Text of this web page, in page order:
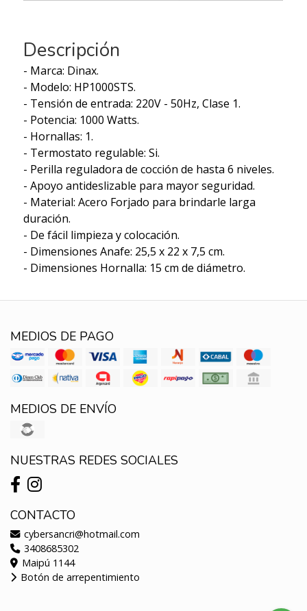
Descripción
- Marca: Dinax.
- Modelo: HP1000STS.
- Tensión de entrada: 220V - 50Hz, Clase 1.
- Potencia: 1000 Watts.
- Hornallas: 1.
- Termostato regulable: Si.
- Perilla reguladora de cocción de hasta 6 niveles.
- Apoyo antideslizable para mayor seguridad.
- Material: Acero Forjado para brindarle larga
duración.
- De fácil limpieza y colocación.
- Dimensiones Anafe: 25,5 x 22 x 7,5 cm.
- Dimensiones Hornalla: 15 cm de diámetro.
MEDIOS DE PAGO
MEDIOS DE ENVÍO
NUESTRAS REDES SOCIALES
CONTACTO
cybersancri@hotmail.com
3408685302
Maipú 1144
Botón de arrepentimiento